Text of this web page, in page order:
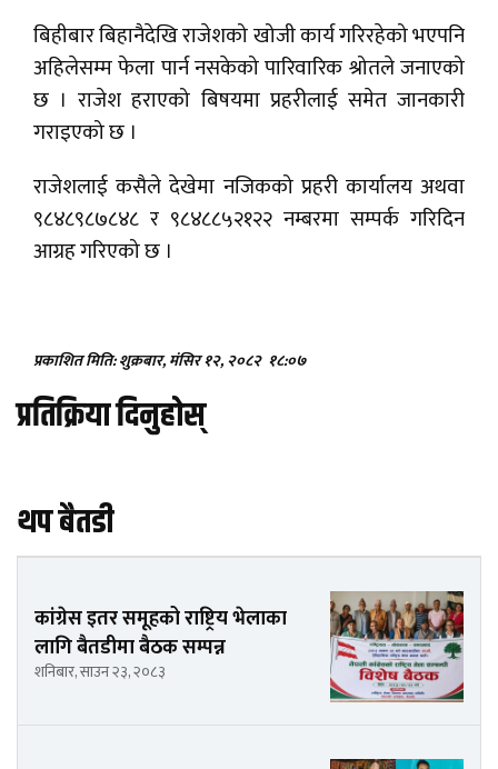
बिहीबार बिहानैदेखि राजेशको खोजी कार्य गरिरहेको भएपनि
अहिलेसम्म फेला पार्न नसकेको पारिवारिक श्रोतले जनाएको
छ । राजेश हराएको बिषयमा प्रहरीलाई समेत जानकारी
गराइएको छ ।
राजेशलाई कसैले देखेमा नजिकको प्रहरी कार्यालय अथवा
९८४८९८७८४८ र ९८४८८५२१२२ नम्बरमा सम्पर्क गरिदिन
आग्रह गरिएको छ ।
प्रकाशित मिति: शुक्रबार, मंसिर १२, २०८२ १८:०७
प्रतिक्रिया दिनुहोस्
थप बैतडी
कांग्रेस इतर समूहको राष्ट्रिय भेलाका
लागि बैतडीमा बैठक सम्पन्न
शनिबार, साउन २३, २०८३